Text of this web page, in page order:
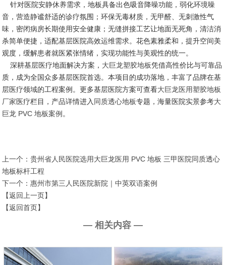
针对医院安静休养需求，地板具备出色吸音降噪功能，弱化环境噪
音，营造静谧舒适的诊疗氛围；环保无毒材质，无甲醛、无刺激性气
味，密闭病房长期使用安全健康；无缝拼接工艺让地面无死角，清洁消
杀简单便捷，适配基层医院高效运维需求。花色素雅柔和，提升空间美
观度，缓解患者就医紧张情绪，实现功能性与美观性的统一。
深耕基层医疗地面解决方案， 大巨龙塑胶地板凭借高性价比与可靠品
质，成为全国众多基层医院首选。本项目的成功落地，丰富了品牌在基
层医疗领域的工程案例。更多基层医院方案可查看大巨龙医用塑胶地板
厂家医疗栏目，产品详情进入同质透心地板专题，海量医院实景参考大
巨龙 PVC 地板案例 。
上一个：贵州省人民医院选用大巨龙医用 PVC 地板 三甲医院同质透心
地板标杆工程
下一个：惠州市第三人民医院新院｜中英双语案例
【返回上一页】
【返回首页】
— 相关内容 —